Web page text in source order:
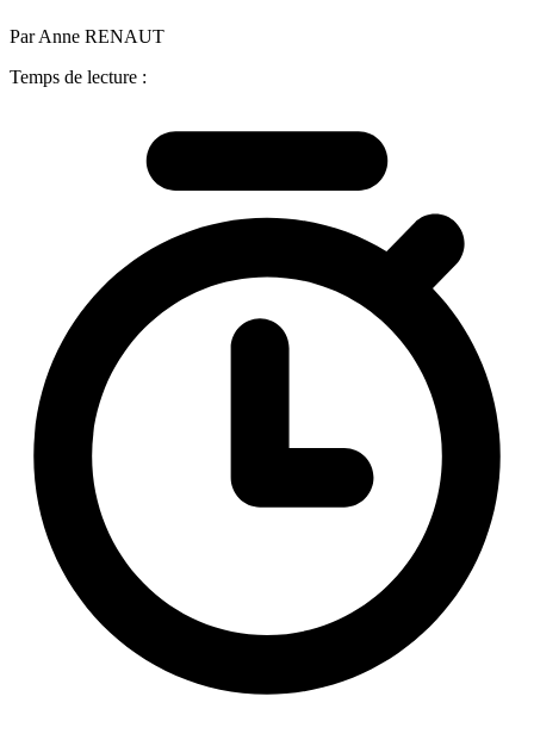
Par Anne RENAUT
Temps de lecture :